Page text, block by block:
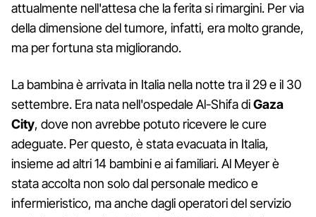
attualmente nell'attesa che la ferita si rimargini. Per via
della dimensione del tumore, infatti, era molto grande,
ma per fortuna sta migliorando.
La bambina è arrivata in Italia nella notte tra il 29 e il 30
settembre. Era nata nell'ospedale Al-Shifa diGaza
City, dove non avrebbe potuto ricevere le cure
adeguate. Per questo, è stata evacuata in Italia,
insieme ad altri 14 bambini e ai familiari. Al Meyer è
stata accolta non solo dal personale medico e
infermieristico, ma anche dagli operatori del servizio